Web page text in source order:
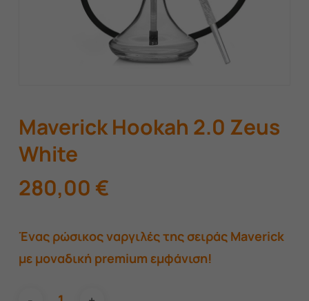
Maverick Hookah 2.0 Zeus
White
280,00 €
Ένας ρώσικος ναργιλές της σειράς Maverick
με μοναδική premium εμφάνιση!